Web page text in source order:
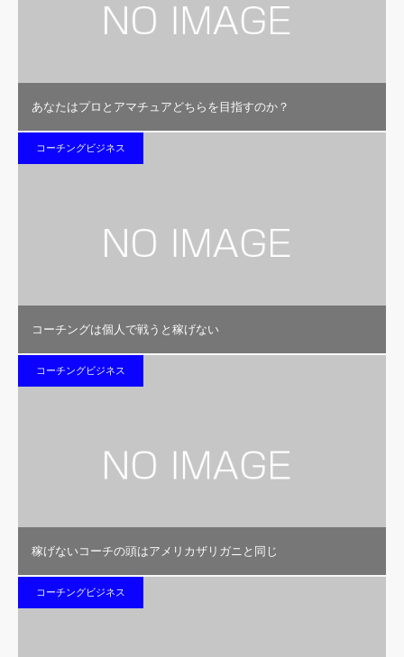
あなたはプロとアマチュアどちらを目指すのか？
コーチングビジネス
コーチングは個人で戦うと稼げない
コーチングビジネス
稼げないコーチの頭はアメリカザリガニと同じ
コーチングビジネス